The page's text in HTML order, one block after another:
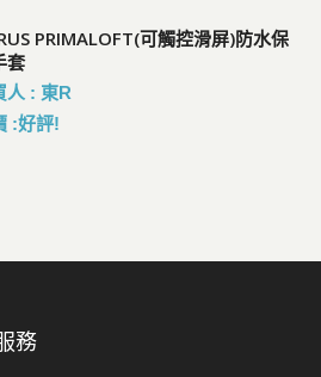
PRIMALOFT(可觸控滑屏)防水保
套
人 : 東R
:好評!
務